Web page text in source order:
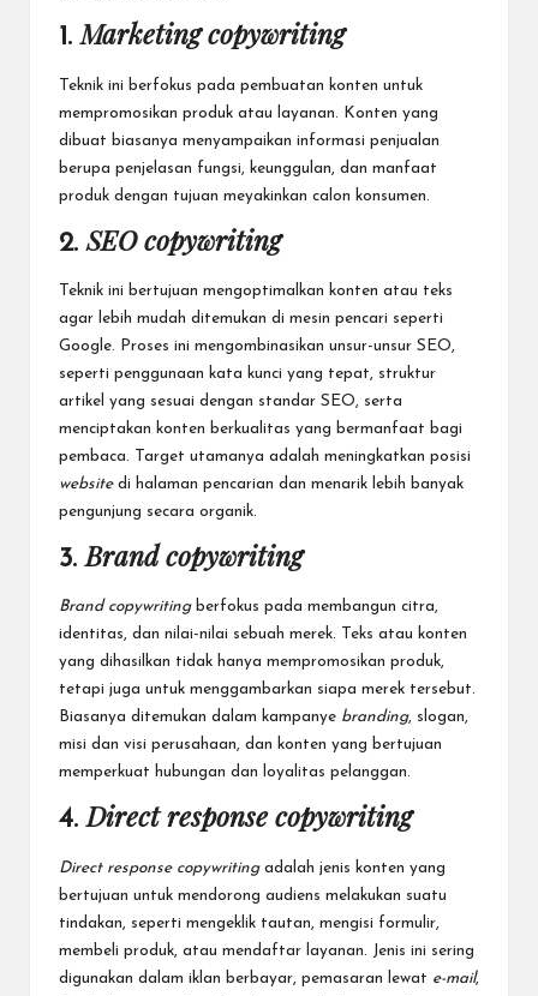
1.Marketing copywriting
Teknik ini berfokus pada pembuatan konten untuk
mempromosikan produk atau layanan. Konten yang
dibuat biasanya menyampaikan informasi penjualan
berupa penjelasan fungsi, keunggulan, dan manfaat
produk dengan tujuan meyakinkan calon konsumen.
2.SEO copywriting
Teknik ini bertujuan mengoptimalkan konten atau teks
agar lebih mudah ditemukan di mesin pencari seperti
Google. Proses ini mengombinasikan unsur-unsur SEO,
seperti penggunaan kata kunci yang tepat, struktur
artikel yang sesuai dengan standar SEO, serta
menciptakan konten berkualitas yang bermanfaat bagi
pembaca. Target utamanya adalah meningkatkan posisi
website di halaman pencarian dan menarik lebih banyak
pengunjung secara organik.
3.Brand copywriting
Brand copywritingberfokus pada membangun citra,
identitas, dan nilai-nilai sebuah merek. Teks atau konten
yang dihasilkan tidak hanya mempromosikan produk,
tetapi juga untuk menggambarkan siapa merek tersebut.
Biasanya ditemukan dalam kampanye branding, slogan,
misi dan visi perusahaan, dan konten yang bertujuan
memperkuat hubungan dan loyalitas pelanggan.
4.Direct response copywriting
Direct response copywriting adalah jenis konten yang
bertujuan untuk mendorong audiens melakukan suatu
tindakan, seperti mengeklik tautan, mengisi formulir,
membeli produk, atau mendaftar layanan. Jenis ini sering
digunakan dalam iklan berbayar, pemasaran lewat e-mail,